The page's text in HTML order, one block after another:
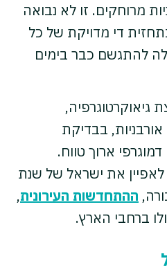
מרוחקים. זו לא נבואה
די מדויקת של כל
להתגשם כבר בימים
גיאוקרטוגרפיה,
בבדיקת
ארוך טווח.
לאפיין את ישראל של שנת
ההתחדשות העירונית,
ברחבי הארץ.